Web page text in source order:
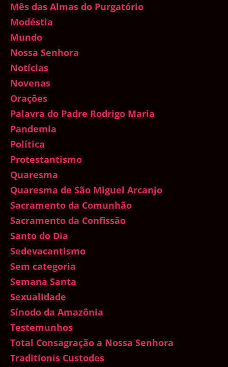
Mês das Almas do Purgatório
Modéstia
Mundo
Nossa Senhora
Notícias
Novenas
Orações
Palavra do Padre Rodrigo Maria
Pandemia
Política
Protestantismo
Quaresma
Quaresma de São Miguel Arcanjo
Sacramento da Comunhão
Sacramento da Confissão
Santo do Dia
Sedevacantismo
Sem categoria
Semana Santa
Sexualidade
Sínodo da Amazônia
Testemunhos
Total Consagração a Nossa Senhora
Traditionis Custodes